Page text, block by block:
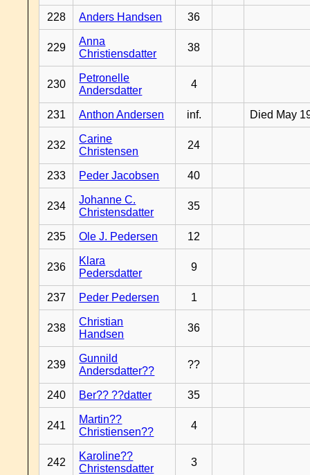
228 Anders Handsen 36
229
Anna
Christiensdatter
38
230
Petronelle
Andersdatter
4
231 Anthon Andersen inf. Died May
232
Carine
Christensen
24
233 Peder Jacobsen 40
234
Johanne C.
Christensdatter
35
235 Ole J. Pedersen 12
236
Klara
Pedersdatter
9
237 Peder Pedersen 1
238
Christian
Handsen
36
239
Gunnild
Andersdatter??
??
240 Ber?? ??datter 35
241
Martin??
Christiensen??
4
242
Karoline??
Christensdatter
3